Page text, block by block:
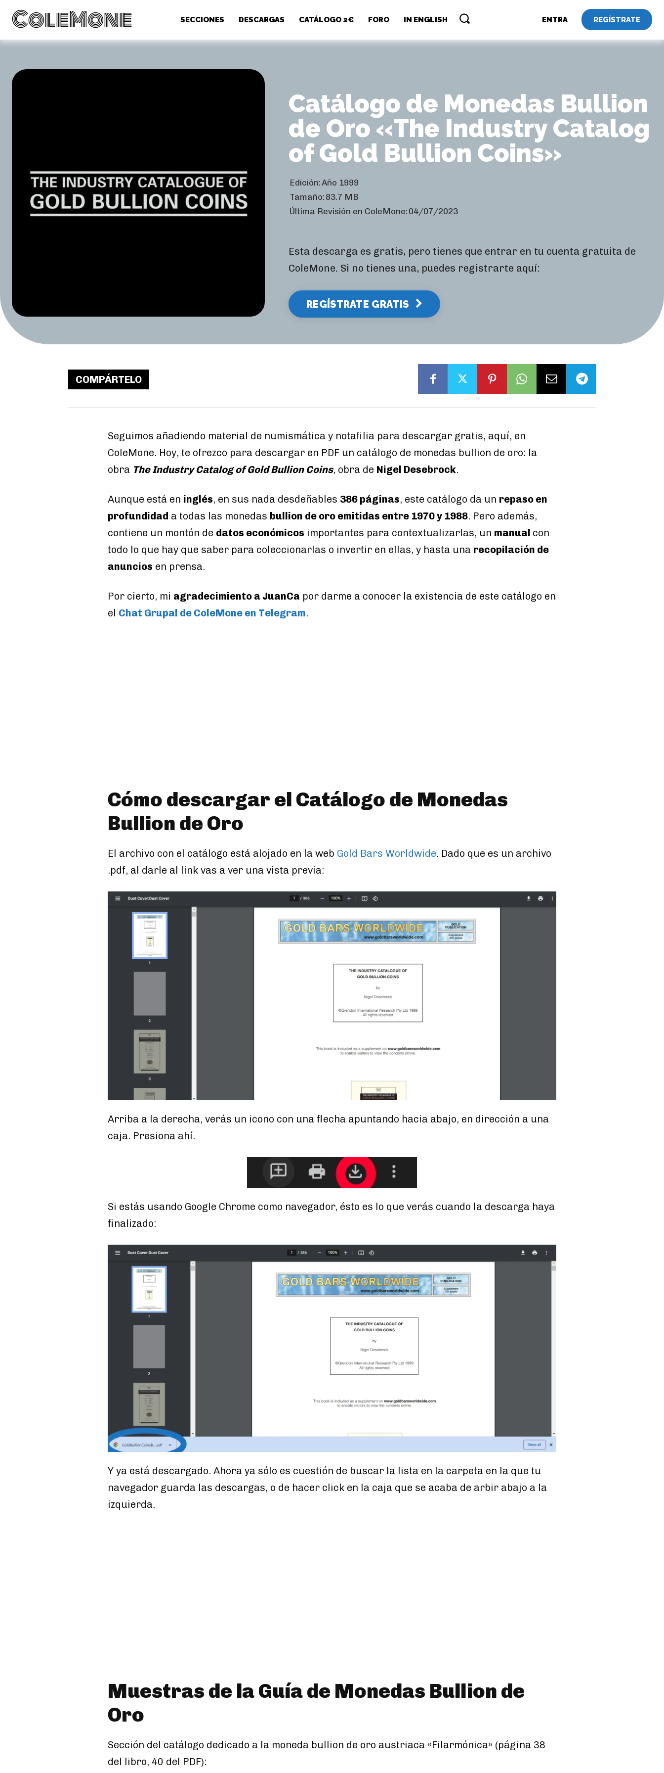
ColeMone SECCIONES DESCARGAS CATÁLOGO 2€ FORO IN ENGLISH ENTRA REGÍSTRATE
Catálogo de Monedas Bullion
de Oro «The Industry Catalog
of Gold Bullion Coins»
Edición:Año 1999
Tamaño: 83.7 MB
Última Revisión en ColeMone: 04/07/2023
Esta descarga es gratis, pero tienes que entrar en tu cuenta gratuita de
ColeMone. Si no tienes una, puedes registrarte aquí:
REGÍSTRATE GRATIS
COMPÁRTELO
Seguimos añadiendo material de numismática y notafilia para descargar gratis, aquí, en
ColeMone. Hoy, te ofrezco para descargar en PDF un catálogo de monedas bullion de oro: la
obra The Industry Catalog of Gold Bullion Coins, obra de Nigel Desebrock.
Aunque está en inglés, en sus nada desdeñables 386 páginas, este catálogo da un repaso en
profundidad a todas las monedas bullion de oro emitidas entre 1970 y 1988. Pero además,
contiene un montón de datos económicos importantes para contextualizarlas, un manual con
todo lo que hay que saber para coleccionarlas o invertir en ellas, y hasta una recopilación de
anuncios en prensa.
Por cierto, mi agradecimiento a JuanCa por darme a conocer la existencia de este catálogo en
el Chat Grupal de ColeMone en Telegram.
Cómo descargar el Catálogo de Monedas
Bullion de Oro
El archivo con el catálogo está alojado en la web Gold Bars Worldwide. Dado que es un archivo
.pdf, al darle al link vas a ver una vista previa:
Arriba a la derecha, verás un icono con una flecha apuntando hacia abajo, en dirección a una
caja. Presiona ahí.
Si estás usando Google Chrome como navegador, ésto es lo que verás cuando la descarga haya
finalizado:
Y ya está descargado. Ahora ya sólo es cuestión de buscar la lista en la carpeta en la que tu
navegador guarda las descargas, o de hacer click en la caja que se acaba de arbir abajo a la
izquierda.
Muestras de la Guía de Monedas Bullion de
Oro
Sección del catálogo dedicado a la moneda bullion de oro austriaca «Filarmónica» (página 38
del libro, 40 del PDF):